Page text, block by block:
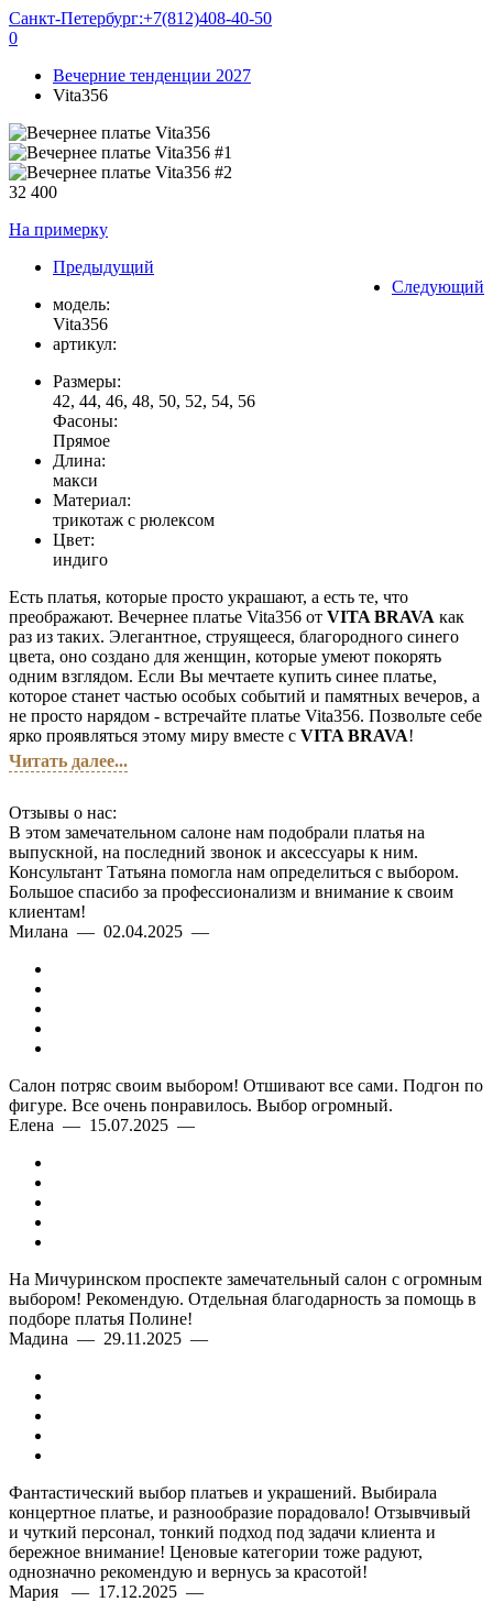
Санкт-Петербург:+7(812)408-40-50
0
Вечерние тенденции 2027
Vita356
32 400
На примерку
Предыдущий
Следующий
модель:
Vita356
артикул:
Размеры:
42, 44, 46, 48, 50, 52, 54, 56
Фасоны:
Прямое
Длина:
макси
Материал:
трикотаж с рюлексом
Цвет:
индиго
Есть платья, которые просто украшают, а есть те, что
преображают. Вечернее платье Vita356 от VITA BRAVA как
раз из таких. Элегантное, струящееся, благородного синего
цвета, оно создано для женщин, которые умеют покорять
одним взглядом. Если Вы мечтаете купить синее платье,
которое станет частью особых событий и памятных вечеров, а
не просто нарядом - встречайте платье Vita356. Позвольте себе
ярко проявляться этому миру вместе с VITA BRAVA!
Фасон
Цвет
Читать далее...
Отзывы о нас:
В этом замечательном салоне нам подобрали платья на
выпускной, на последний звонок и аксессуары к ним.
Консультант Татьяна помогла нам определиться с выбором.
Большое спасибо за профессионализм и внимание к своим
клиентам!
Милана — 02.04.2025 —
Салон потряс своим выбором! Отшивают все сами. Подгон по
фигуре. Все очень понравилось. Выбор огромный.
Елена — 15.07.2025 —
На Мичуринском проспекте замечательный салон с огромным
выбором! Рекомендую. Отдельная благодарность за помощь в
подборе платья Полине!
Мадина — 29.11.2025 —
Фантастический выбор платьев и украшений. Выбирала
концертное платье, и разнообразие порадовало! Отзывчивый
и чуткий персонал, тонкий подход под задачи клиента и
бережное внимание! Ценовые категории тоже радуют,
однозначно рекомендую и вернусь за красотой!
Мария — 17.12.2025 —